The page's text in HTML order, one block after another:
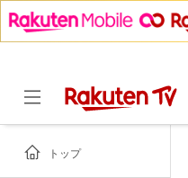
トップ